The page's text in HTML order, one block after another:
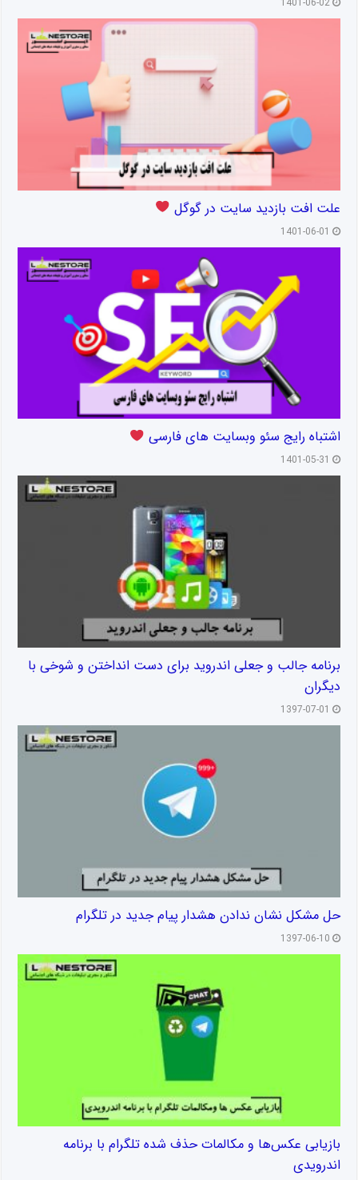
1401-06-02
علت افت بازدید سایت در گوگل
1401-06-01
اشتباه رایج سئو وبسایت های فارسی
1401-05-31
برنامه جالب و جعلی اندروید برای دست انداختن و شوخی با
دیگران
1397-07-01
حل مشکل نشان ندادن هشدار پیام جدید در تلگرام
1397-06-10
بازیابی عکس‌ها و مکالمات حذف شده تلگرام با برنامه
اندرویدی